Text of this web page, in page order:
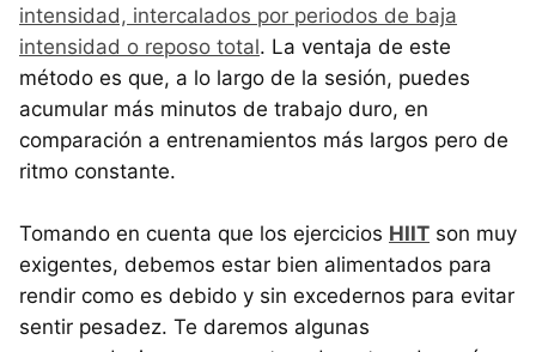
intensidad, intercalados por periodos de baja
intensidad o reposo total. La ventaja de este
método es que, a lo largo de la sesión, puedes
acumular más minutos de trabajo duro, en
comparación a entrenamientos más largos pero de
ritmo constante.
Tomando en cuenta que los ejercicios HIIT son muy
exigentes, debemos estar bien alimentados para
rendir como es debido y sin excedernos para evitar
sentir pesadez. Te daremos algunas